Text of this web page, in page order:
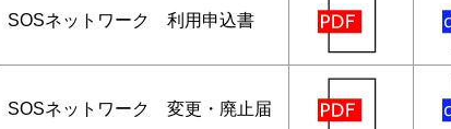
SOSネットワーク 利用申込書
SOSネットワーク 変更・廃止届